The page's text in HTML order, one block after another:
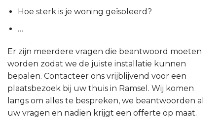
Hoe sterk is je woning geïsoleerd?
…
Er zijn meerdere vragen die beantwoord moeten
worden zodat we de juiste installatie kunnen
bepalen. Contacteer ons vrijblijvend voor een
plaatsbezoek bij uw thuis in Ramsel. Wij komen
langs om alles te bespreken, we beantwoorden al
uw vragen en nadien krijgt een offerte op maat.